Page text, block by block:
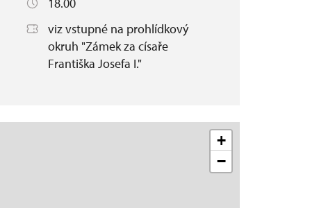
viz vstupné na prohlídkový
okruh "Zámek za císaře
Františka Josefa I."
+
−